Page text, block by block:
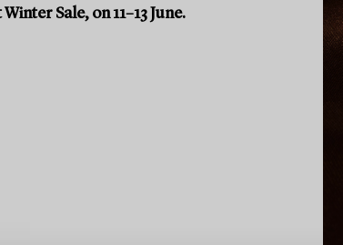
Sale, on 11–13 June.